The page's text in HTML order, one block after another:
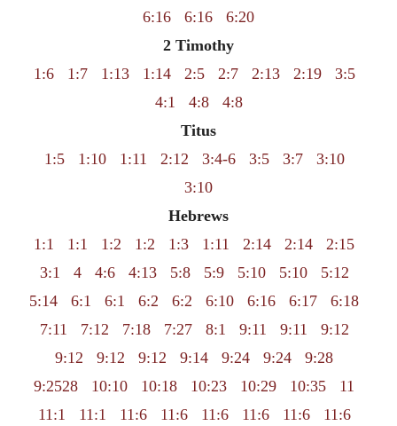
6:16
6:16
6:20
2 Timothy
1:6
1:7 1:13 1:14 2:5 2:7 2:13 2:19
3:5
4:1
4:8
4:8
Titus
1:5
1:10 1:11 2:12 3:4-6 3:5 3:7
3:10
3:10
Hebrews
1:1
1:1 1:2 1:2 1:3 1:11 2:14 2:14
2:15
3:1
4 4:6 4:13 5:8 5:9 5:10 5:10
5:12
5:14
6:1 6:1 6:2 6:2 6:10 6:16 6:17
6:18
7:11
7:12 7:18 7:27 8:1 9:11 9:11
9:12
9:12
9:12 9:12 9:14 9:24 9:24
9:28
9:2528
10:10 10:18 10:23 10:29 10:35
11
11:1
11:1 11:6 11:6 11:6 11:6 11:6
11:6